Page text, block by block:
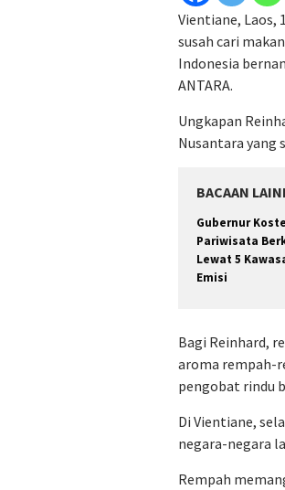
Vientiane, Laos,
susah cari
Indonesia
ANTARA.
Ungkapan
Nusantara yang
BACAAN
Gubernur
Pariwisata
Lewat 5
Emisi
Bagi Reinhard,
aroma rempah-
pengobat rindu
Di Vientiane,
negara-negara
Rempah